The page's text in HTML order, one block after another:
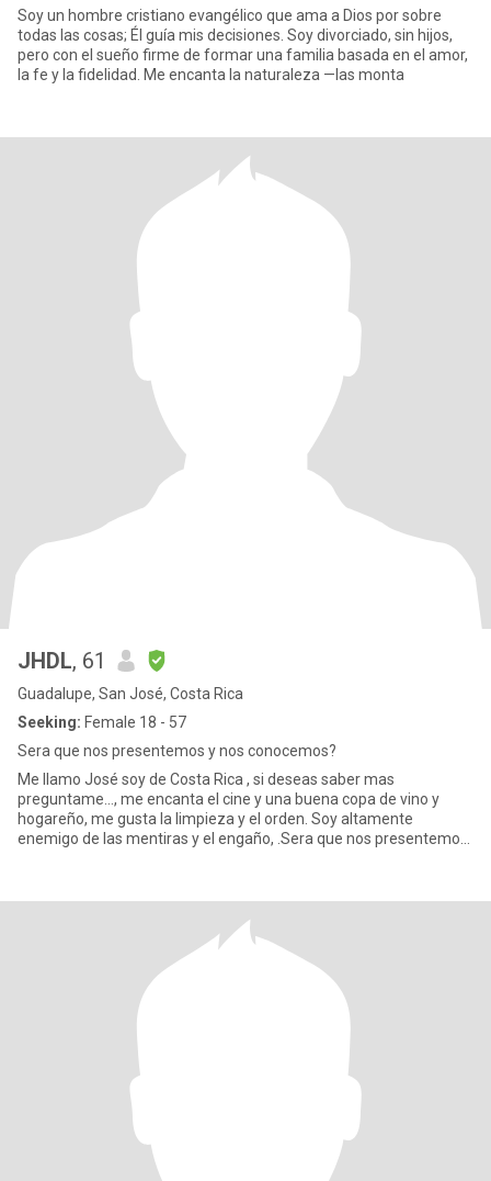
Soy un hombre cristiano evangélico que ama a Dios por sobre
todas las cosas; Él guía mis decisiones. Soy divorciado, sin hijos,
pero con el sueño firme de formar una familia basada en el amor,
la fe y la fidelidad. Me encanta la naturaleza —las monta
JHDL, 61
Guadalupe, San José, Costa Rica
Seeking: Female 18 - 57
Sera que nos presentemos y nos conocemos?
Me llamo José soy de Costa Rica , si deseas saber mas
preguntame..., me encanta el cine y una buena copa de vino y
hogareño, me gusta la limpieza y el orden. Soy altamente
enemigo de las mentiras y el engaño, .Sera que nos presentemos